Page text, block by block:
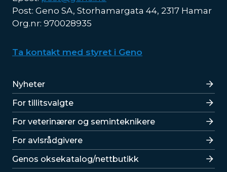
Post: Geno SA, Storhamargata 44, 2317 Hamar
Org.nr: 970028935
Ta kontakt med styret i Geno
Lenker
Nyheter
For tillitsvalgte
For veterinærer og seminteknikere
For avlsrådgivere
Lenker
Genos oksekatalog/nettbutikk